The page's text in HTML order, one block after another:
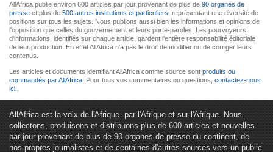
AllAfrica publie environ 600 articles par jour provenant de plus de 90 organes de
presse et plus de 500 autres institutions et particuliers , représentant une diversité de
positions sur tous les sujets. Nous publions aussi bien les informations et opinions de
l'opposition que celles du gouvernement et leurs porte-paroles. Les pourvoyeurs
d'informations, identifiés sur chaque article, gardent l'entière responsabilité éditoriale
de leur production. En effet AllAfrica n'a pas le droit de modifier ou de corriger leurs
contenus.
Les articles et documents identifiant AllAfrica comme source sont produits ou
commandés par AllAfrica . Pour tous vos commentaires ou questions, contactez-nous
ici
AllAfrica est la voix de l'Afrique. par l'Afrique et sur l'Afrique. Nous
collectons, produisons et distribuons plus de 600 articles et nouvelles
par jour provenant de plus de 90 organes de presse du continent, de
nos propres journalistes et de centaines d'autres sources vers un public